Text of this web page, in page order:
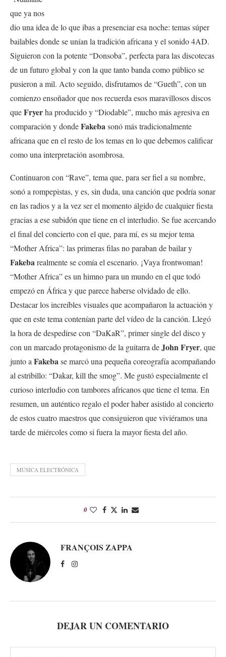
que ya nos
dio una idea de lo que ibas a presenciar esa noche: temas súper
bailables donde se unían la tradición africana y el sonido 4AD.
Siguieron con la potente “Donsoba”, perfecta para las discotecas
de un futuro global y con la que tanto banda como público se
pusieron a mil. Acto seguido, disfrutamos de “Gueth”, con un
comienzo ensoñador que nos recuerda esos maravillosos discos
queFryerha producido y “Diodable”, mucho más agresiva en
comparación y dondeFakebasonó más tradicionalmente
africana que en el resto de los temas en lo que debemos calificar
como una interpretación asombrosa.
Continuaron con “Rave”, tema que, para ser fiel a su nombre,
sonó a rompepistas, y es, sin duda, una canción que podría sonar
en las radios y a la vez ser el momento álgido de cualquier fiesta
gracias a ese subidón que tiene en el interludio. Se fue acercando
el final del concierto con el que, para mí, es su mejor tema
“Mother Africa”: las primeras filas no paraban de bailar y
Fakebarealmente se comía el escenario. ¡Vaya frontwoman!
“Mother Africa” es un himno para un mundo en el que todó
empezó en África y que parece haberse olvidado de ello.
Destacar los increíbles visuales que acompañaron la actuación y
que en este tema contenían parte del vídeo de la canción. Llegó
la hora de despedirse con “DaKaR”, primer single del disco y
con un marcado protagonismo de la guitarra deJohn Fryer, que
junto a Fakebase marcó una pequeña coreografía acompañando
al estribillo: “Dakar, kill the smog”. Me gustó especialmente el
curioso interludio con tambores africanos que tiene el tema. En
resumen, un auténtico regalo el poder haber asistido al concierto
de estos cuatro maestros que consiguieron que viviéramos una
tarde de miércoles como si fuera la mayor fiesta del año.
MÚSICA ELECTRÓNICA
0
FRANÇOIS ZAPPA
DEJAR UN COMENTARIO